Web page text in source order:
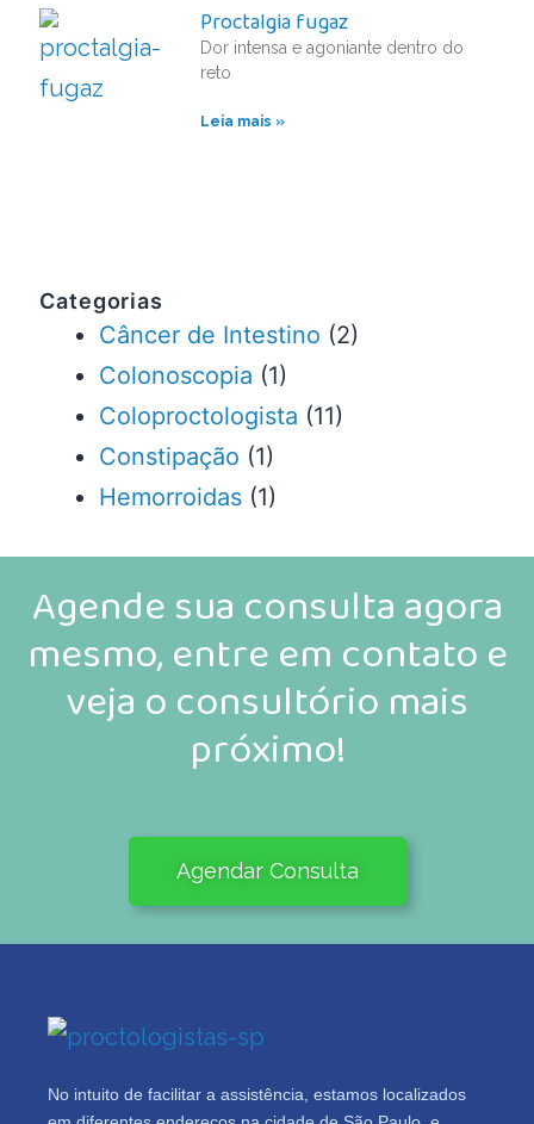
Proctalgia fugaz
Dor intensa e agoniante dentro do
reto
Leia mais »
Categorias
Câncer de Intestino (2)
Colonoscopia (1)
Coloproctologista (11)
Constipação (1)
Hemorroidas (1)
Agende sua consulta agora
mesmo, entre em contato e
veja o consultório mais
próximo!
Agendar Consulta
No intuito de facilitar a assistência, estamos localizados